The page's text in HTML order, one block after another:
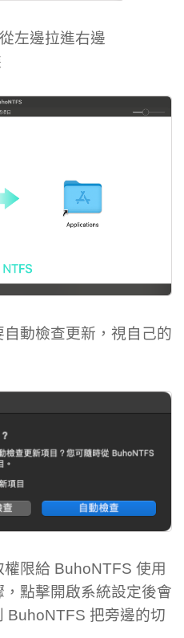
左邊拉進右邊
動檢查更新，視自己的
限給 BuhoNTFS 使用
點擊開啟系統設定後會
BuhoNTFS 把旁邊的切